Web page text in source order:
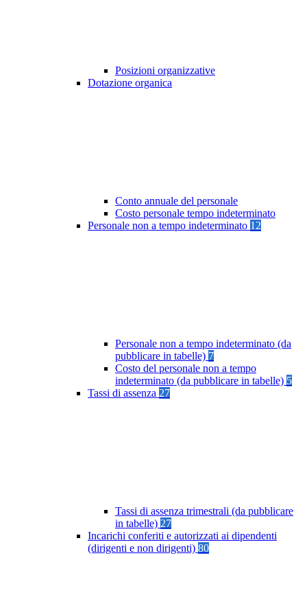
Posizioni organizzative
Dotazione organica
Conto annuale del personale
Costo personale tempo indeterminato
Personale non a tempo indeterminato 12
Personale non a tempo indeterminato (da
pubblicare in tabelle) 7
Costo del personale non a tempo
indeterminato (da pubblicare in tabelle) 5
Tassi di assenza 27
Tassi di assenza trimestrali (da pubblicare
in tabelle) 27
Incarichi conferiti e autorizzati ai dipendenti
(dirigenti e non dirigenti) 80